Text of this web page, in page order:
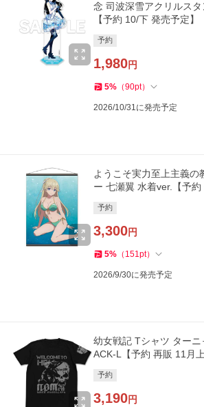
念 司波深雪アクリルス
【予約 10/下 発売予定】
予約
1,980円
5% （90pt）
2026/10/31に発売予定
ようこそ実力至上主義の
ー 七瀬翼 水着ver.【予約
予約
3,300円
5% （ 151pt）
2026/9/30に発売予定
幼女戦記 Tシャツ ターニ
ACK-L【予約 再販 11月
予約
3,190円